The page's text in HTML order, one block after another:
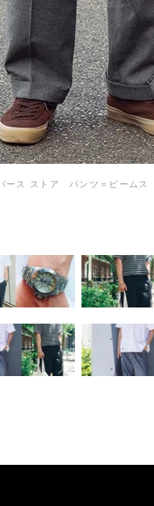
ース ストア パンツ＝ビーム